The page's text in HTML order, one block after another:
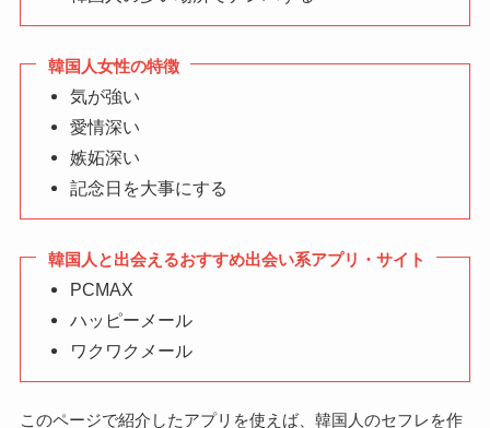
韓国人女性の特徴
気が強い
愛情深い
嫉妬深い
記念日を大事にする
韓国人と出会えるおすすめ出会い系アプリ・サイト
PCMAX
ハッピーメール
ワクワクメール
このページで紹介したアプリを使えば、韓国人のセフレを作